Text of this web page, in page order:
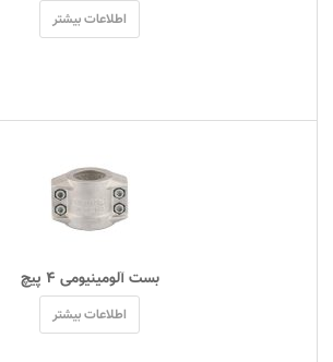
اطلاعات بیشتر
بست آلومینیومی ۴ پیچ
اطلاعات بیشتر